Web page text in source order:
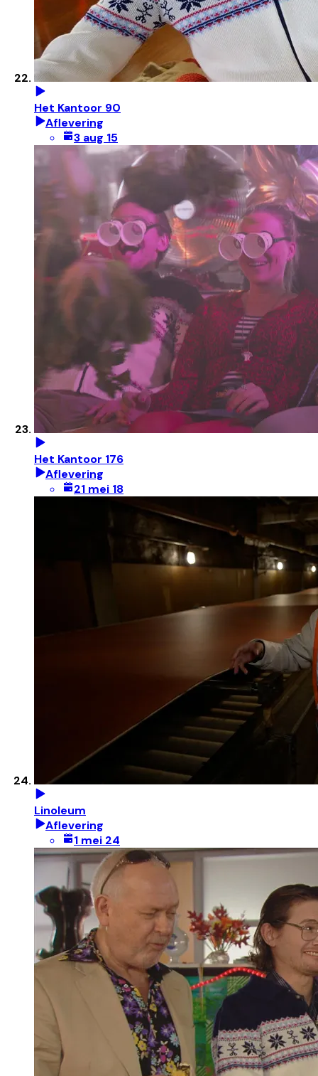
Het Kantoor 90
Aflevering
3 aug 15
Het Kantoor 176
Aflevering
21 mei 18
Linoleum
Aflevering
1 mei 24